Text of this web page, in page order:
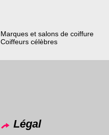
Marques et salons de coiffure
Coiffeurs célèbres
Légal